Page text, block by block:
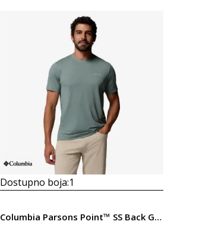
Dostupno boja:1
Columbia Parsons Point™ SS Back Graphic Tee